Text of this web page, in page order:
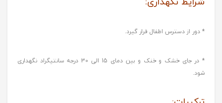
* دور از دسترس اطفال قرار گیرد.
* در جای خشک و خنک و بین دمای 15 الی 30 درجه سانتیگراد نگهداری
شود.